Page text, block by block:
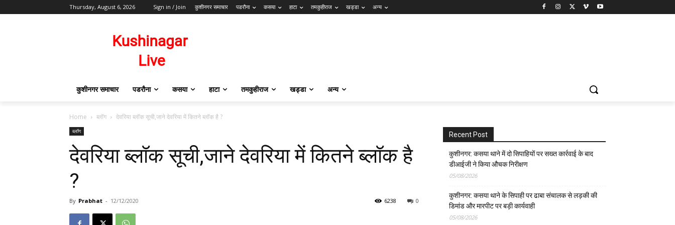
Thursday, August 6, 2026 Sign in / Join कुशीनगर समाचार पडरौना कसया हाटा तमकुहीराज खड्डा अन्य
कुशीनगर समाचार पडरौना कसया हाटा तमकुहीराज खड्डा अन्य
Home ब्लॉग देवरिया ब्लॉक सूची,जाने देवरिया में कितने ब्लॉक है ?
ब्लॉग
देवरिया ब्लॉक सूची,जाने देवरिया में कितने ब्लॉक है
?
By Prabhat - 12/12/2020 0
6238
Recent Post
कुशीनगर: कसया थाने में दो सिपाहियों पर सख्त कार्रवाई के बाद
डीआईजी ने किया औचक निरीक्षण
05/08/2026
कुशीनगर: कसया थाने के सिपाही पर ढाबा संचालक से लड़की की
डिमांड और मारपीट पर बड़ी कार्यवाही
05/08/2026